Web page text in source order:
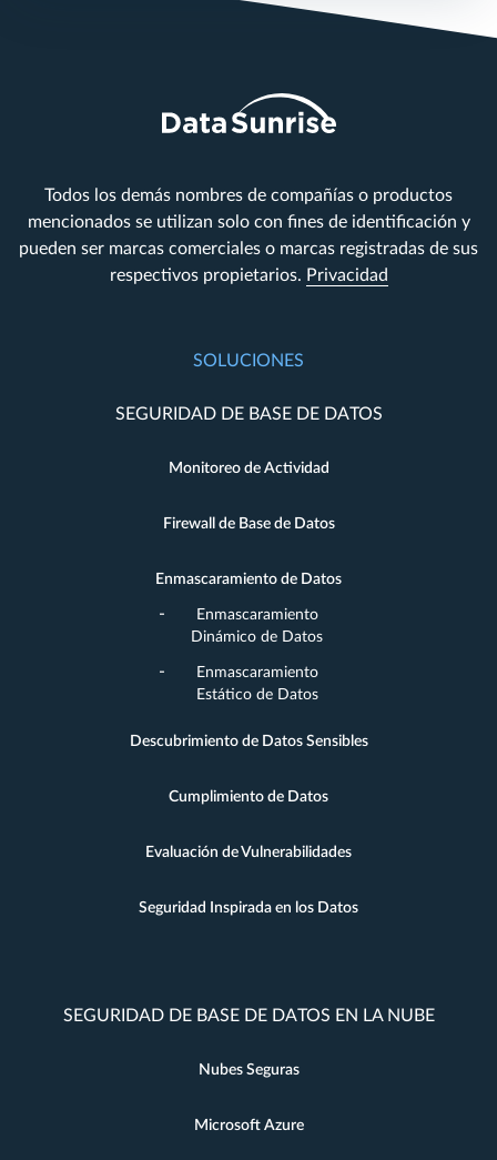
Todos los demás nombres de compañías o productos
mencionados se utilizan solo con fines de identificación y
pueden ser marcas comerciales o marcas registradas de sus
respectivos propietarios. Privacidad
SOLUCIONES
SEGURIDAD DE BASE DE DATOS
Monitoreo de Actividad
Firewall de Base de Datos
Enmascaramiento de Datos
Enmascaramiento
Dinámico de Datos
Enmascaramiento
Estático de Datos
Descubrimiento de Datos Sensibles
Cumplimiento de Datos
Evaluación de Vulnerabilidades
Seguridad Inspirada en los Datos
SEGURIDAD DE BASE DE DATOS EN LA NUBE
Nubes Seguras
Microsoft Azure